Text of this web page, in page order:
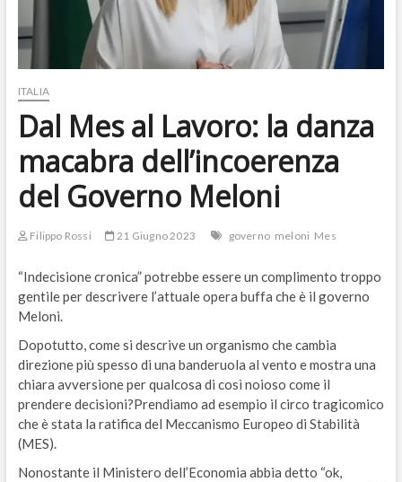
ITALIA
Dal Mes al Lavoro: la danza
macabra dell’incoerenza
del Governo Meloni
Filippo Rossi 21 Giugno 2023 governo meloni Mes
“Indecisione cronica” potrebbe essere un complimento troppo
gentile per descrivere l’attuale opera buffa che è il governo
Meloni.
Dopotutto, come si descrive un organismo che cambia
direzione più spesso di una banderuola al vento e mostra una
chiara avversione per qualcosa di così noioso come il
prendere decisioni?Prendiamo ad esempio il circo tragicomico
che è stata la ratifica del Meccanismo Europeo di Stabilità
(MES).
Nonostante il Ministero dell’Economia abbia detto “ok,